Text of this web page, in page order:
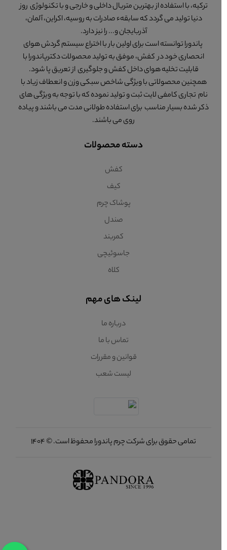
ترکیه، با استفاده از بهترین متریال داخلی و خارجی و با تکنولوژی روز
دنیا تولید می گردد که سابقهء صادرات به روسیه، اکراین، آلمان،
آذربایجان و... را نیز دارد.
پاندورا توانسته است برای اولین بار با اختراع سیستم گردش هوای
انحصاری خود در کفش، موفق به تولید محصولات دکترپاندورا با
قابلیت تخلیه هوای داخل کفش و جلوگیری از تعریق پا شود.
همچنین محصولاتی با ویژگی شاخص سبکی وزن و انعطاف زیاد با
نام تجاری کامفی لایت ثبت و تولید نموده که با توجه به ویژگی های
ذکر شده بسیار مناسب برای استفاده طولانی مدت می باشند و پیاده
روی می باشند.
دسته محصولات
کفش
کیف
پوشاک چرم
صندل
کمربند
جاسوئیچی
کلاه
لینک های مهم
درباره ما
تماس با ما
قوانین و مقررات
لیست شعب
تمامی حقوق برای شرکت چرم پاندورا محفوظ است. © 1404